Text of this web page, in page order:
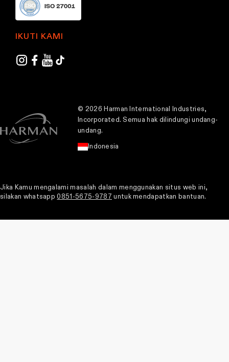
IKUTI KAMI
© 2026 Harman International Industries,
Incorporated. Semua hak dilindungi undang-
undang.
Indonesia
Jika Kamu mengalami masalah dalam menggunakan situs web ini,
silakan whatsapp0851-5675-9787 untuk mendapatkan bantuan.